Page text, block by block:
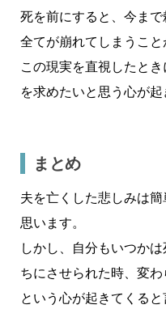
死を前にすると、今ま
全てが崩れてしまうこと
この現実を直視したと
を求めたいと思う心が起
まとめ
夫を亡くした悲しみは
思います。
しかし、自分もいつか
ちにさせられた時、変
という心が起きてくると